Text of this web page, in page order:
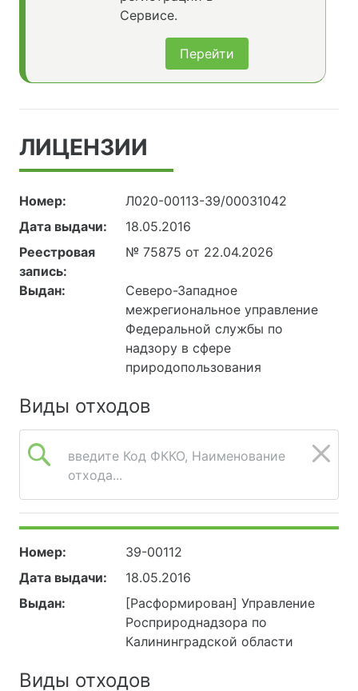
Сервисе.
Перейти
ЛИЦЕНЗИИ
Номер:
Л020-00113-39/00031042
Дата выдачи:
18.05.2016
Реестровая
запись:
№ 75875 от 22.04.2026
Выдан:
Северо-Западное
межрегиональное управление
Федеральной службы по
надзору в сфере
природопользования
Виды отходов
введите Код ФККО, Наименование
отхода...
Номер:
39-00112
Дата выдачи:
18.05.2016
Выдан:
[Расформирован] Управление
Росприроднадзора по
Калининградской области
Виды отходов